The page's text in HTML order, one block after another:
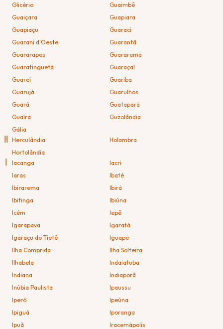
Glicério
Guaimbê
Guaiçara
Guapiara
Guapiaçu
Guaraci
Guarani d'Oeste
Guarantã
Guararapes
Guararema
Guaratinguetá
Guaraçaí
Guareí
Guariba
Guarujá
Guarulhos
Guará
Guatapará
Guaíra
Guzolândia
Gália
H Herculândia
Holambra
Hortolândia
Iacanga
Iacri
Iaras
Ibaté
Ibirarema
Ibirá
Ibitinga
Ibiúna
Icém
Iepê
Igarapava
Igaratá
Igaraçu do Tietê
Iguape
Ilha Comprida
Ilha Solteira
Ilhabela
Indaiatuba
Indiana
Indiaporã
Inúbia Paulista
Ipaussu
Iperó
Ipeúna
Ipiguá
Iporanga
Ipuã
Iracemápolis